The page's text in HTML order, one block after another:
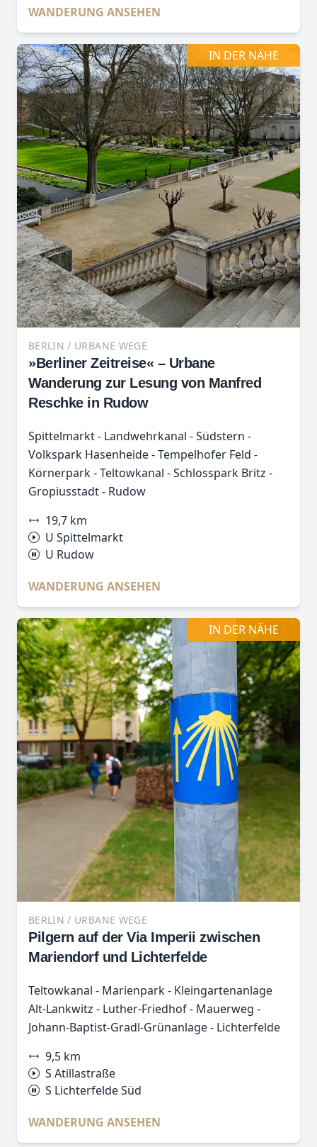
WANDERUNG ANSEHEN
IN DER NÄHE
BERLIN / URBANE WEGE
»Berliner Zeitreise« – Urbane
Wanderung zur Lesung von Manfred
Reschke in Rudow
Spittelmarkt - Landwehrkanal - Südstern -
Volkspark Hasenheide - Tempelhofer Feld -
Körnerpark - Teltowkanal - Schlosspark Britz -
Gropiusstadt - Rudow
19,7 km
U Spittelmarkt
U Rudow
WANDERUNG ANSEHEN
IN DER NÄHE
BERLIN / URBANE WEGE
Pilgern auf der Via Imperii zwischen
Mariendorf und Lichterfelde
Teltowkanal - Marienpark - Kleingartenanlage
Alt-Lankwitz - Luther-Friedhof - Mauerweg -
Johann-Baptist-Gradl-Grünanlage - Lichterfelde
9,5 km
S Atillastraße
S Lichterfelde Süd
WANDERUNG ANSEHEN